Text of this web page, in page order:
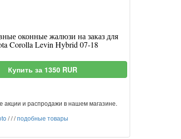
оконные жалюзи на заказ для
Corolla Levin Hybrid 07-18
Купить за 1350 RUR
акции и распродажи в нашем магазине.
///подобные товары